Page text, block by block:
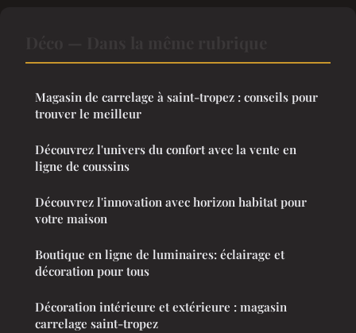
Magasin de carrelage à saint-tropez : conseils pour
trouver le meilleur
Découvrez l'univers du confort avec la vente en
ligne de coussins
Découvrez l'innovation avec horizon habitat pour
votre maison
Boutique en ligne de luminaires: éclairage et
décoration pour tous
Décoration intérieure et extérieure : magasin
carrelage saint-tropez